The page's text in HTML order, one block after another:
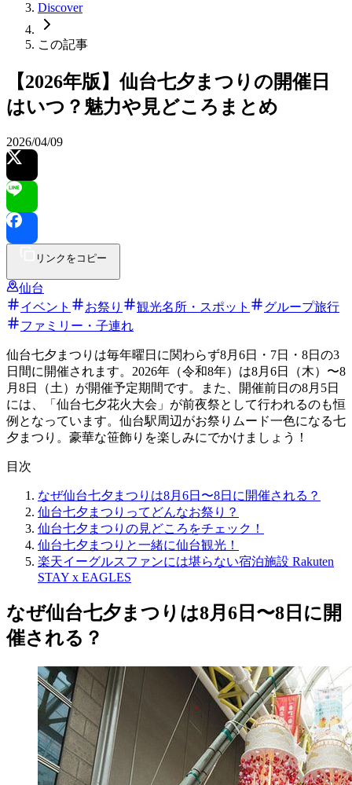
Discover
この記事
【2026年版】仙台七夕まつりの開催日
はいつ？魅力や見どころまとめ
2026/04/09
リンクをコピー
仙台
イベント
お祭り 観光名所・スポット
グループ旅行
ファミリー・子連れ
仙台七夕まつりは毎年曜日に関わらず8月6日・7日・8日の3
日間に開催されます。2026年（令和8年）は8月6日（木）〜8
月8日（土）が開催予定期間です。また、開催前日の8月5日
には、「仙台七夕花火大会」が前夜祭として行われるのも恒
例となっています。仙台駅周辺がお祭りムード一色になる七
夕まつり。豪華な笹飾りを楽しみにでかけましょう！
目次
なぜ仙台七夕まつりは8月6日〜8日に開催される？
仙台七夕まつりってどんなお祭り？
仙台七夕まつりの見どころをチェック！
仙台七夕まつりと一緒に仙台観光！
楽天イーグルスファンには堪らない宿泊施設 Rakuten
STAY x EAGLES
なぜ仙台七夕まつりは8月6日〜8日に開
催される？